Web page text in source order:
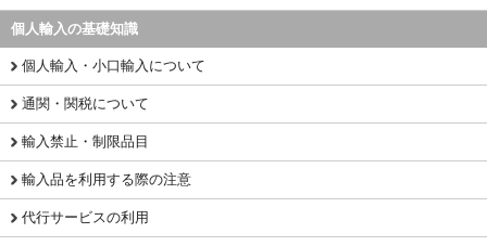
個人輸入の基礎知識
個人輸入・小口輸入について
通関・関税について
輸入禁止・制限品目
輸入品を利用する際の注意
代行サービスの利用